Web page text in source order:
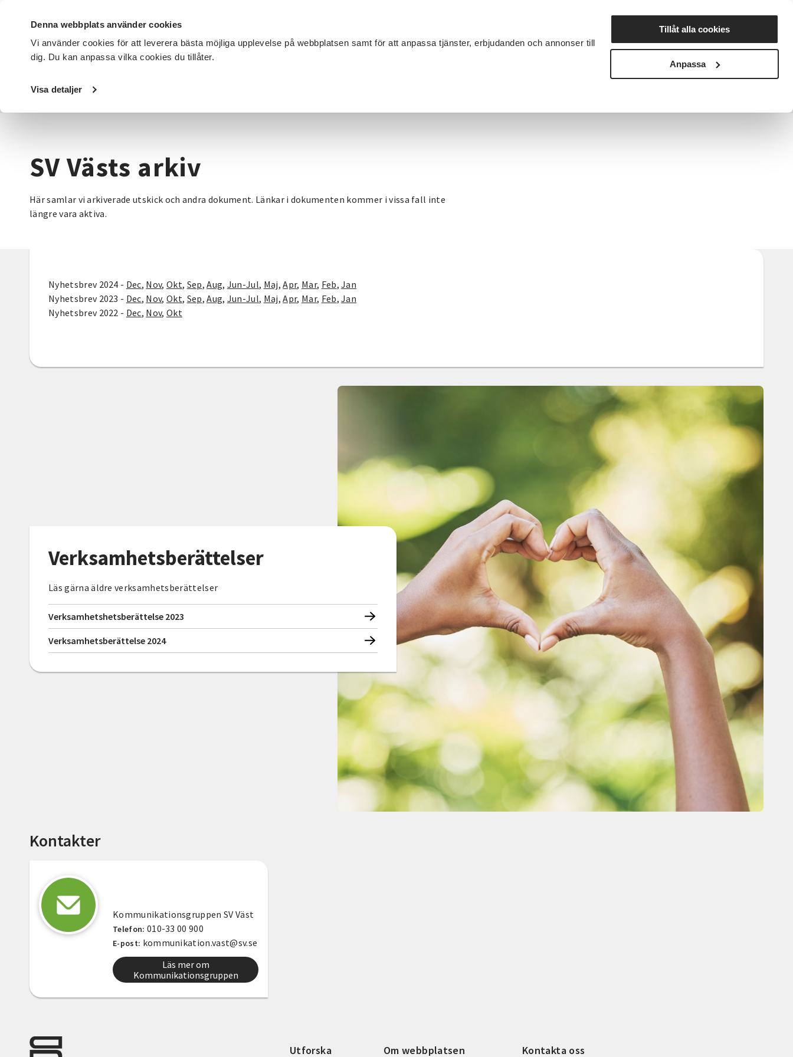
Denna webbplats använder cookies
Vi använder cookies för att leverera bästa möjliga upplevelse på webbplatsen samt för att anpassa tjänster, erbjudanden och annonser till
dig. Du kan anpassa vilka cookies du tillåter.
Visa detaljer
Tillåt alla cookies
Anpassa
DET HÄR GÖR VI FÖR DIG SOM SÖK KURSER OCH EVENEMANG Nyheter Avdelningar
Startsida / Avdelningar
SV Västs arkiv
Här samlar vi arkiverade utskick och andra dokument. Länkar i dokumenten kommer i vissa fall inte
längre vara aktiva.
Nyhetsbrev 2024 - Dec, Nov, Okt, Sep,Aug, Jun-Jul, Maj,Apr, Mar, Feb,Jan
Nyhetsbrev 2023 - Dec, Nov, Okt, Sep,Aug, Jun-Jul, Maj,Apr, Mar, Feb,Jan
Nyhetsbrev 2022 - Dec, Nov, Okt
Verksamhetsberättelser
Läs gärna äldre verksamhetsberättelser
Verksamhetshetsberättelse 2023
Verksamhetsberättelse 2024
Kontakter
Kommunikationsgruppen SV Väst
Telefon: 010-33 00 900
E-post: kommunikation.vast@sv.se
Läs mer om
Kommunikationsgruppen
Utforska Om webbplatsen Kontakta oss